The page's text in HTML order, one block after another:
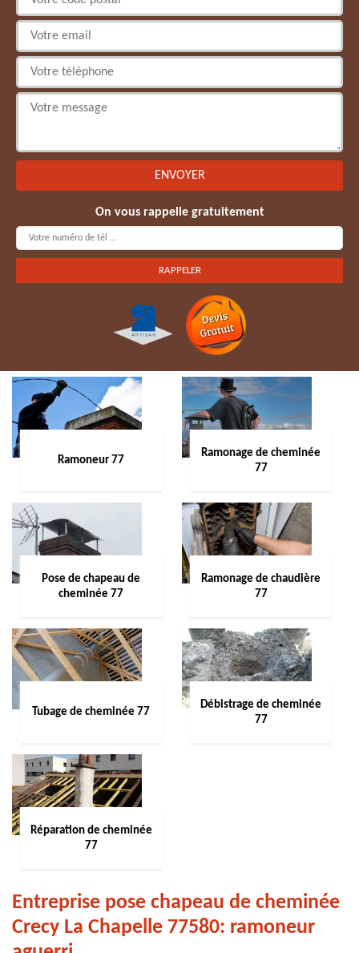
On vous rappelle gratuitement
Ramoneur 77
Ramonage de cheminée
77
Pose de chapeau de
cheminée 77
Ramonage de chaudière
77
Tubage de cheminée 77
Débistrage de cheminée
77
Réparation de cheminée
77
Entreprise pose chapeau de cheminée
Crecy La Chapelle 77580: ramoneur